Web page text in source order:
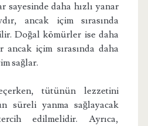
sayesinde daha hızlı yanar
ancak içim sırasında
Doğal kömürler ise daha
içim sırasında daha
sağlar.
tütünün lezzetini
süreli yanma sağlayacak
edilmelidir. Ayrıca,